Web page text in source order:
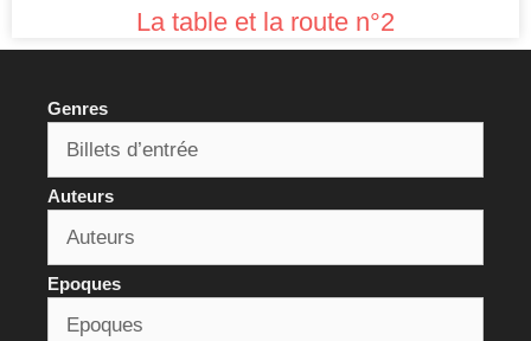
La table et la route n°2
Genres
Auteurs
Epoques